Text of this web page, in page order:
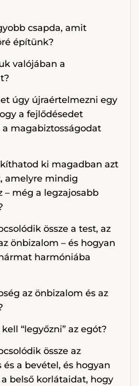
csapda, amit
építünk?
valójában a
úgy újraértelmezni egy
a fejlődésedet
a magabiztosságodat
ki magadban azt
amelyre mindig
– még a legzajosabb
össze a test, az
önbizalom – és hogyan
harmóniába
az önbizalom és az
“legyőzni” az egót?
össze az
a bevétel, és hogyan
belső korlátaidat, hogy